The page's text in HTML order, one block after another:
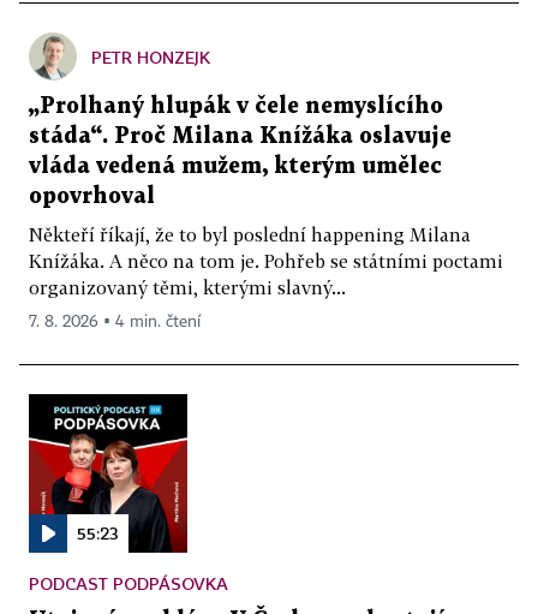
PETR HONZEJK
„Prolhaný hlupák v čele nemyslícího
stáda“. Proč Milana Knížáka oslavuje
vláda vedená mužem, kterým umělec
opovrhoval
Někteří říkají, že to byl poslední happening Milana
Knížáka. A něco na tom je. Pohřeb se státními poctami
organizovaný těmi, kterými slavný...
7. 8. 2026 ▪ 4 min. čtení
55:23
PODCAST PODPÁSOVKA